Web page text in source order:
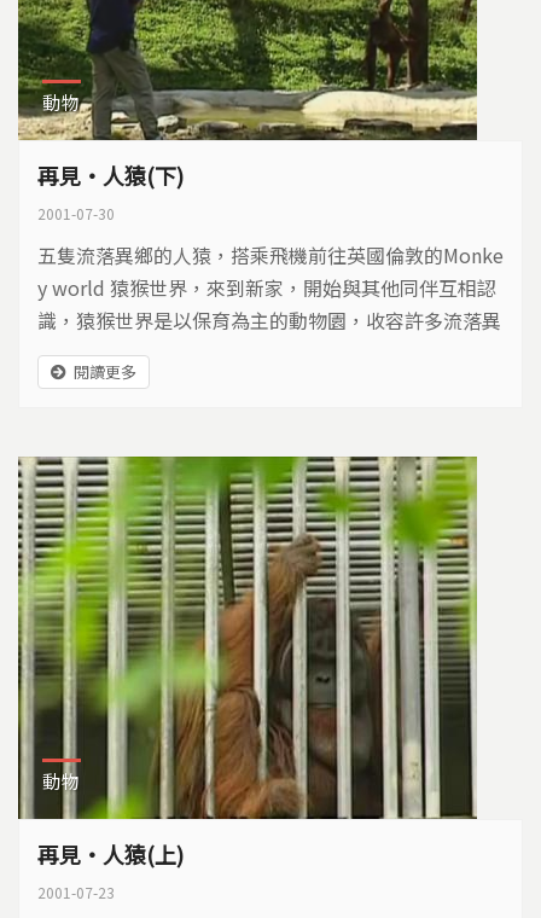
動物
再見‧人猿(下)
2001-07-30
五隻流落異鄉的人猿，搭乘飛機前往英國倫敦的Monke
y world 猿猴世界，來到新家，開始與其他同伴互相認
識，猿猴世界是以保育為主的動物園，收容許多流落異
鄉的猩猩與長臂猿，也收容許多台灣轉送來的人猿...
閱讀更多
動物
再見‧人猿(上)
2001-07-23